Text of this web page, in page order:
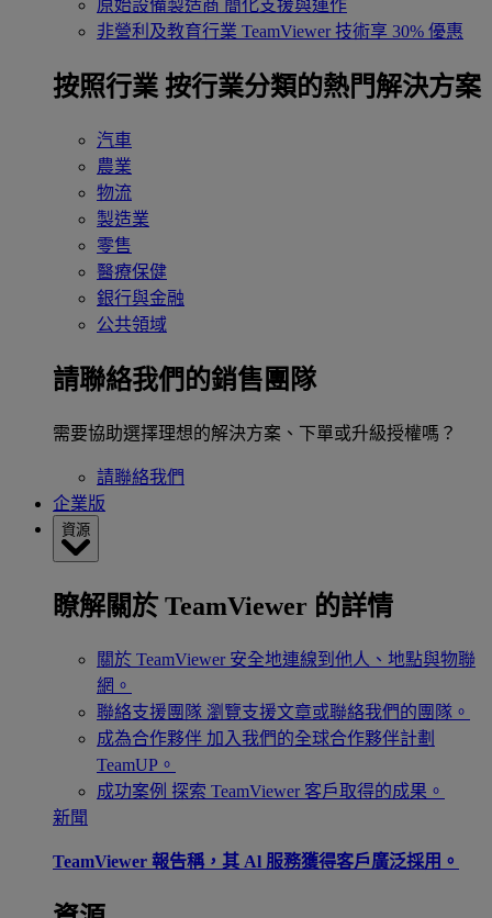
原始設備製造商 簡化支援與運作
非營利及教育行業 TeamViewer 技術享 30% 優惠
按照行業 按行業分類的熱門解決方案
汽車
農業
物流
製造業
零售
醫療保健
銀行與金融
公共領域
請聯絡我們的銷售團隊
需要協助選擇理想的解決方案、下單或升級授權嗎？
請聯絡我們
企業版
資源
瞭解關於 TeamViewer 的詳情
關於 TeamViewer 安全地連線到他人、地點與物聯
網。
聯絡支援團隊 瀏覽支援文章或聯絡我們的團隊。
成為合作夥伴 加入我們的全球合作夥伴計劃
TeamUP。
成功案例 探索 TeamViewer 客戶取得的成果。
新聞
TeamViewer 報告稱，其 Al 服務獲得客戶廣泛採用。